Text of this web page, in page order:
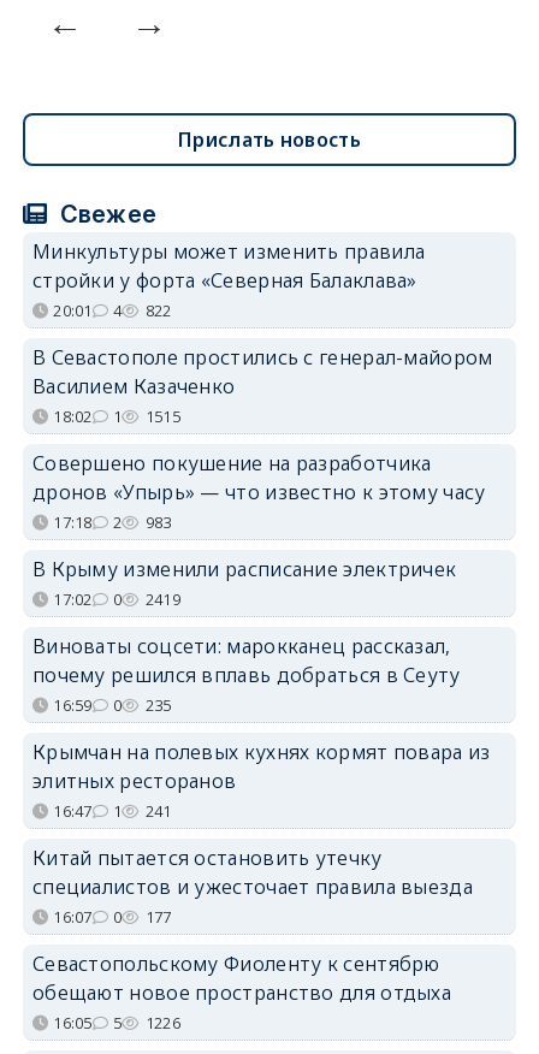
Прислать новость
Свежее
Минкультуры может изменить правила
стройки у форта «Северная Балаклава»
20:01 4 822
В Севастополе простились с генерал-майором
Василием Казаченко
18:02 1 1515
Совершено покушение на разработчика
дронов «Упырь» — что известно к этому часу
17:18 2 983
В Крыму изменили расписание электричек
17:02 0 2419
Виноваты соцсети: марокканец рассказал,
почему решился вплавь добраться в Сеуту
16:59 0 235
Крымчан на полевых кухнях кормят повара из
элитных ресторанов
16:47 1 241
Китай пытается остановить утечку
специалистов и ужесточает правила выезда
16:07 0 177
Севастопольскому Фиоленту к сентябрю
обещают новое пространство для отдыха
16:05 5 1226